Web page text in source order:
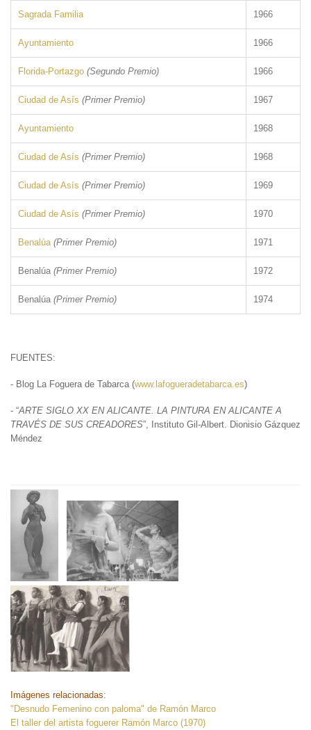
Sagrada Familia 1966
Ayuntamiento 1966
Florida-Portazgo (Segundo Premio) 1966
Ciudad de Asís (Primer Premio) 1967
Ayuntamiento 1968
Ciudad de Asís (Primer Premio) 1968
Ciudad de Asís (Primer Premio) 1969
Ciudad de Asís (Primer Premio) 1970
Benalúa (Primer Premio) 1971
Benalúa (Primer Premio) 1972
Benalúa (Primer Premio) 1974
FUENTES:
- Blog La Foguera de Tabarca (www.lafogueradetabarca.es)
- “ARTE SIGLO XX EN ALICANTE. LA PINTURA EN ALICANTE A
TRAVÉS DE SUS CREADORES”, Instituto Gil-Albert. Dionisio Gázquez
Méndez
Imágenes relacionadas:
"Desnudo Femenino con paloma" de Ramón Marco
El taller del artista foguerer Ramón Marco (1970)